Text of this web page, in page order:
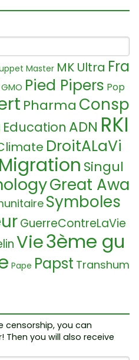
Master MK Ultra Fra
GMO Pied Pipers Pop
Pharma Consp
Education ADN RKI
DroitALaVi
Migration Singul
Great Awa
Symboles
GuerreContreLaVie
Vie3ème gu
Pape Papst Transhum
Maladie Nordstre
Science
censorship, you can
you will also receive